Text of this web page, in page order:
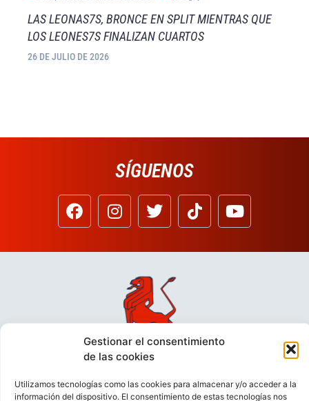
Gestionar el consentimiento
de las cookies
Utilizamos tecnologías como las cookies para almacenar y/o acceder a la
información del dispositivo. El consentimiento de estas tecnologías nos
LAS LEONAS7S, BRONCE EN SPLIT MIENTRAS QUE
LOS LEONES7S FINALIZAN CUARTOS
26 DE JULIO DE 2026
SÍGUENOS